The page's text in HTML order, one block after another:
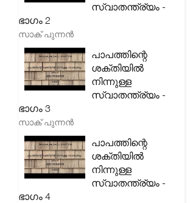
സ്വാതന്ത്ര്യം -
ഭാഗം 2
സാക് പുന്നൻ
പാപത്തിന്റെ
ശക്തിയിൽ
നിന്നുള്ള
സ്വാതന്ത്ര്യം -
ഭാഗം 3
സാക് പുന്നൻ
പാപത്തിന്റെ
ശക്തിയിൽ
നിന്നുള്ള
സ്വാതന്ത്ര്യം -
ഭാഗം 4